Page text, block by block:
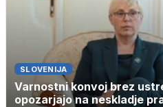
SLOVENIJA
Varnostni konvoj brez
opozarjajo na neskladje